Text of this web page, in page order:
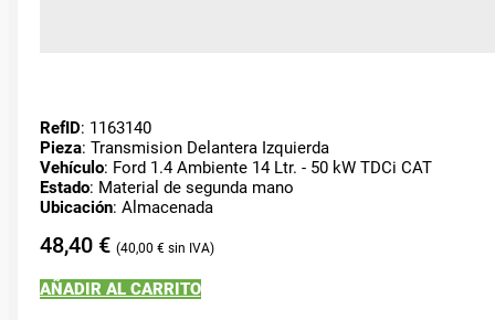
RefID: 1163140
Pieza: Transmision Delantera Izquierda
Vehículo: Ford 1.4 Ambiente 14 Ltr. - 50 kW TDCi CAT
Estado: Material de segunda mano
Ubicación: Almacenada
48,40 € 40,00 €
AÑADIR AL CARRITO